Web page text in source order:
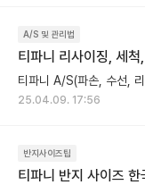
A/S 및 관리법
티파니 리사이징, 세척
25.04.09. 17:56
반지사이즈팁
티파니 반지 사이즈 한